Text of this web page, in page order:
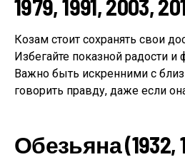
1979, 1991, 2003,
Козам стоит сохранять свои
Избегайте показной радости
Важно быть искренними с
говорить правду, даже если
Обезьяна (1932,